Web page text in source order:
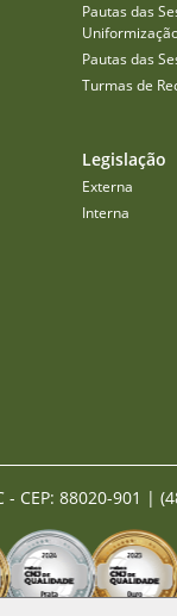
Pautas das
Pautas das
Turmas de
Legislação
Externa
Interna
CEP: 88020-901 |